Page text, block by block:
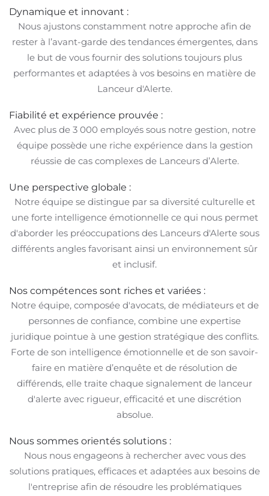
Dynamique et innovant :
Nous ajustons constamment notre approche afin de
rester à l’avant-garde des tendances émergentes, dans
le but de vous fournir des solutions toujours plus
performantes et adaptées à vos besoins en matière de
Lanceur d'Alerte.
Fiabilité et expérience prouvée :
Avec plus de 3 000 employés sous notre gestion, notre
équipe possède une riche expérience dans la gestion
réussie de cas complexes de Lanceurs d’Alerte.
Une perspective globale :
Notre équipe se distingue par sa diversité culturelle et
une forte intelligence émotionnelle ce qui nous permet
d'aborder les préoccupations des Lanceurs d'Alerte sous
différents angles favorisant ainsi un environnement sûr
et inclusif.
Nos compétences sont riches et variées :
Notre équipe, composée d'avocats, de médiateurs et de
personnes de confiance, combine une expertise
juridique pointue à une gestion stratégique des conflits.
Forte de son intelligence émotionnelle et de son savoir-
faire en matière d’enquête et de résolution de
différends, elle traite chaque signalement de lanceur
d'alerte avec rigueur, efficacité et une discrétion
absolue.
Nous sommes orientés solutions :
Nous nous engageons à rechercher avec vous des
solutions pratiques, efficaces et adaptées aux besoins de
l'entreprise afin de résoudre les problématiques